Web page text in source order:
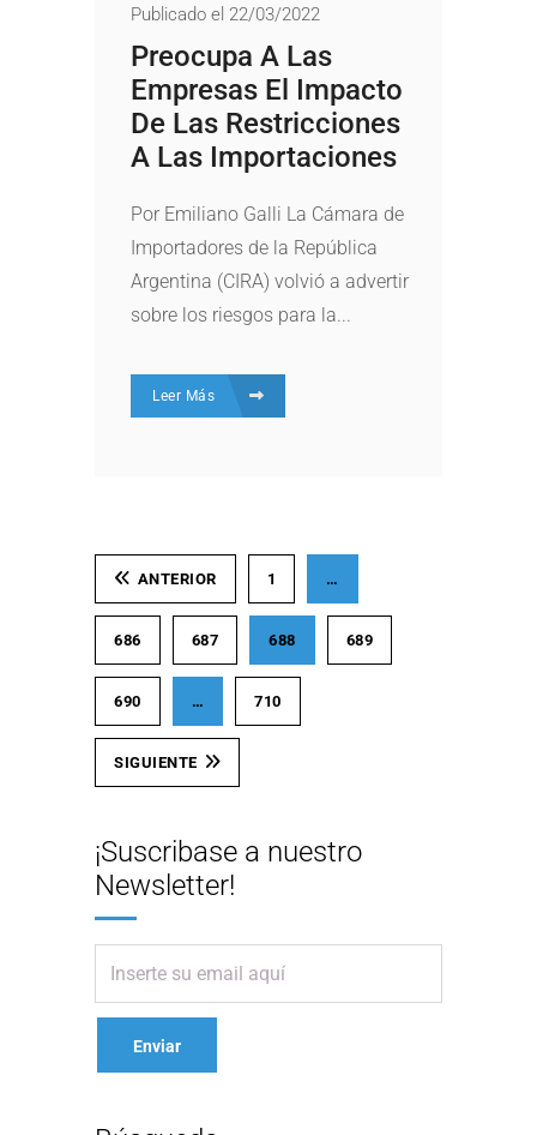
Publicado el 22/03/2022
Preocupa A Las
Empresas El Impacto
De Las Restricciones
A Las Importaciones
Por Emiliano Galli La Cámara de
Importadores de la República
Argentina (CIRA) volvió a advertir
sobre los riesgos para la...
Leer Más
ANTERIOR 1 …
686 687 688 689
690 … 710
SIGUIENTE
¡Suscribase a nuestro
Newsletter!